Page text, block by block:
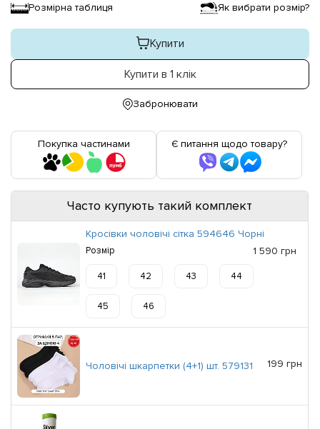
Розмірна таблиця Як вибрати розмір?
Купити
Купити в 1 клік
Забронювати
Покупка частинами Є питання щодо товару?
Часто купують такий комплект
Кросівки чоловічі сітка 594646 Чорні
Розмір 1 590 грн
41 42 43 44
45 46
Чоловічі шкарпетки (4+1) шт. 579131 199 грн